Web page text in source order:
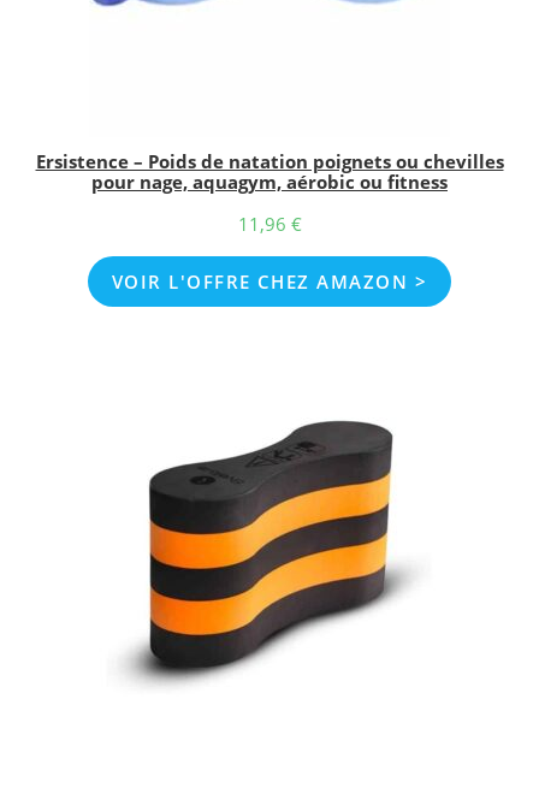
Ersistence – Poids de natation poignets ou chevilles
pour nage, aquagym, aérobic ou fitness
11,96 €
VOIR L'OFFRE CHEZ AMAZON >